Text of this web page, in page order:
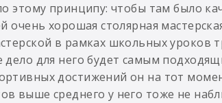
этому принципу: чтобы там было
очень хорошая столярная
в рамках школьных уроков
для него будет самым
достижений он на тот
выше среднего у него тоже не